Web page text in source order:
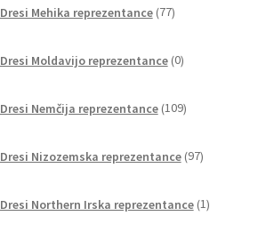
Dresi Mehika reprezentance 77izdelkov
Dresi Moldavijo reprezentance 0izdelkov
Dresi Nemčija reprezentance 109izdelkov
Dresi Nizozemska reprezentance 97izdelkov
Dresi Northern Irska reprezentance 1izdelek